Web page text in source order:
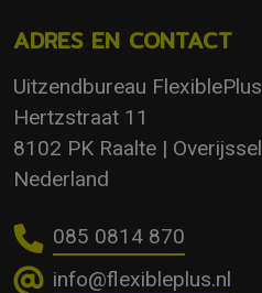
ADRES EN CONTACT
Uitzendbureau FlexiblePlus
Hertzstraat 11
8102 PK Raalte | Overijssel
Nederland
085 0814 870
info@flexibleplus.nl